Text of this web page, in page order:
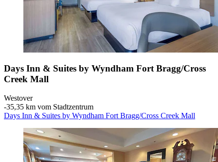
Days Inn & Suites by Wyndham Fort Bragg/Cross
Creek Mall
Westover
‐35,35 km vom Stadtzentrum
Days Inn & Suites by Wyndham Fort Bragg/Cross Creek Mall